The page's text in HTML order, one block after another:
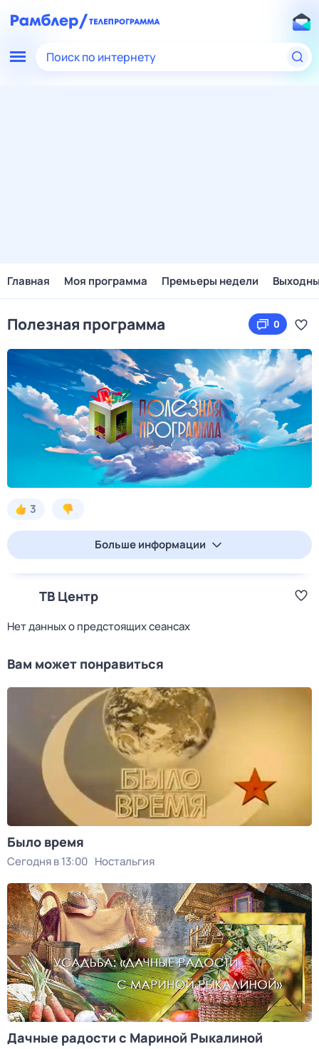
Поиск по интернету
Главная Моя программа Премьеры недели
Полезная программа 0
3
Больше информации
ТВ Центр
Нет данных о предстоящих сеансах
Вам может понравиться
Было время
Сегодня в 13:00 Ностальгия
Дачные радости с Мариной Рыкалиной